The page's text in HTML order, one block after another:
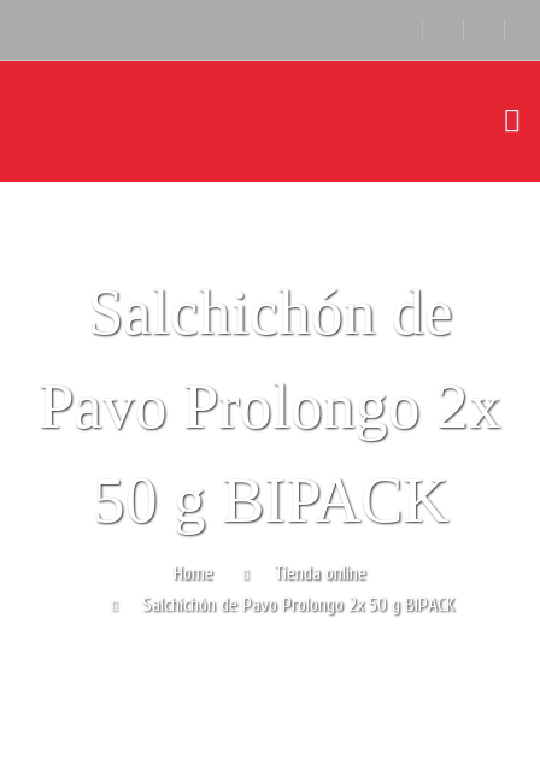
Salchichón de
Pavo Prolongo 2x
50 g BIPACK
Home
Tienda online
Salchichón de Pavo Prolongo 2x 50 g BIPACK